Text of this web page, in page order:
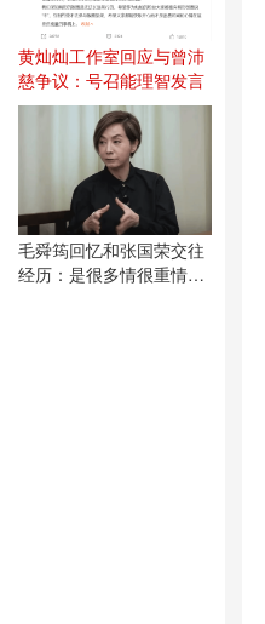
黄灿灿工作室回应与曾沛
慈争议：号召能理智发言
毛舜筠回忆和张国荣交往
经历：是很多情很重情的